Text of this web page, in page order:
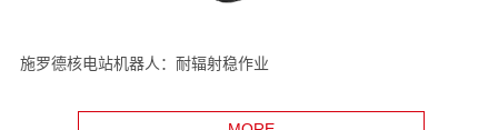
施罗德核电站机器人：耐辐射稳作业